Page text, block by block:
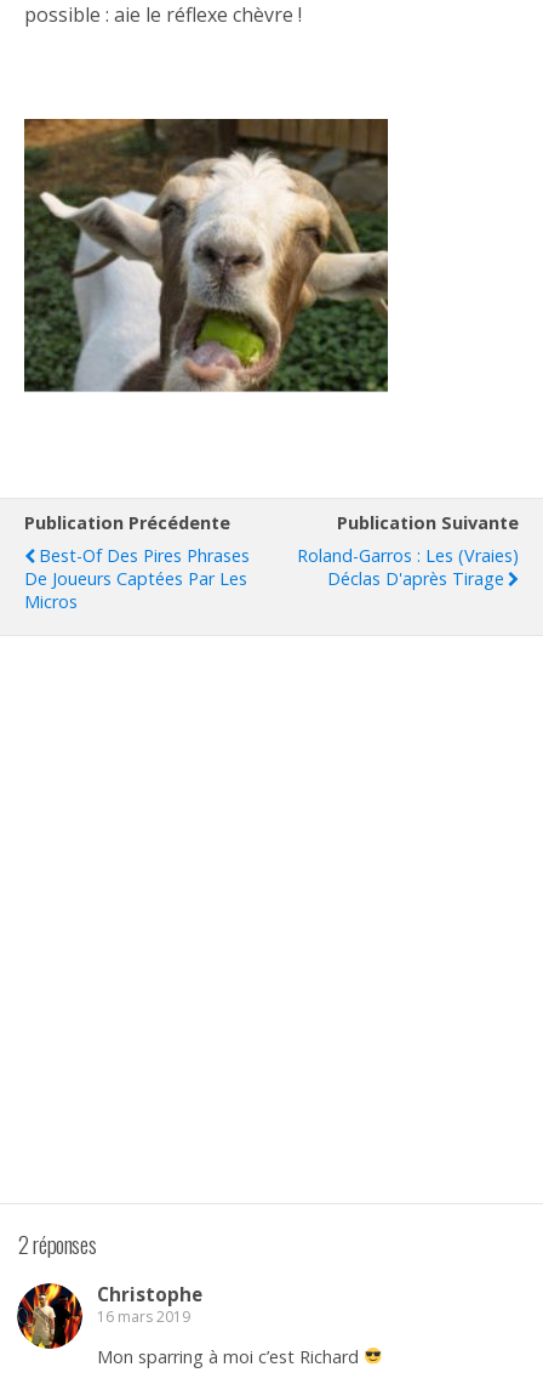
possible : aie le réflexe chèvre !
Publication Précédente
Best-Of Des Pires Phrases
De Joueurs Captées Par Les
Micros
Publication Suivante
Roland-Garros : Les (vraies)
Déclas D'après Tirage
2 réponses
Christophe
16 mars 2019
Mon sparring à moi c’est Richard